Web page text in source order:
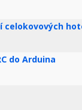
celokovových
do Arduina